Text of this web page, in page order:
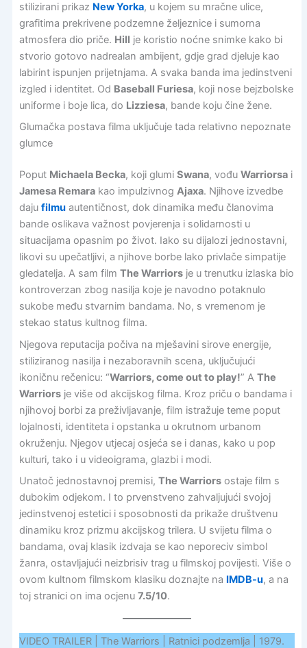
stilizirani prikaz New Yorka, u kojem su mračne ulice,
grafitima prekrivene podzemne željeznice i sumorna
atmosfera dio priče. Hill je koristio noćne snimke kako bi
stvorio gotovo nadrealan ambijent, gdje grad djeluje kao
labirint ispunjen prijetnjama. A svaka banda ima jedinstveni
izgled i identitet. Od Baseball Furiesa, koji nose bejzbolske
uniforme i boje lica, do Lizziesa, bande koju čine žene.
Glumačka postava filma uključuje tada relativno nepoznate
glumce
Poput Michaela Becka, koji glumi Swana, vođu Warriorsai
Jamesa Remarakao impulzivnog Ajaxa. Njihove izvedbe
daju filmuautentičnost, dok dinamika među članovima
bande oslikava važnost povjerenja i solidarnosti u
situacijama opasnim po život. Iako su dijalozi jednostavni,
likovi su upečatljivi, a njihove borbe lako privlače simpatije
gledatelja. A sam film The Warriorsje u trenutku izlaska bio
kontroverzan zbog nasilja koje je navodno potaknulo
sukobe među stvarnim bandama. No, s vremenom je
stekao status kultnog filma.
Njegova reputacija počiva na mješavini sirove energije,
stiliziranog nasilja i nezaboravnih scena, uključujući
ikoničnu rečenicu: “Warriors, come out to play!” A The
Warriorsje više od akcijskog filma. Kroz priču o bandama i
njihovoj borbi za preživljavanje, film istražuje teme poput
lojalnosti, identiteta i opstanka u okrutnom urbanom
okruženju. Njegov utjecaj osjeća se i danas, kako u pop
kulturi, tako i u videoigrama, glazbi i modi.
Unatoč jednostavnoj premisi, The Warriorsostaje film s
dubokim odjekom. I to prvenstveno zahvaljujući svojoj
jedinstvenoj estetici i sposobnosti da prikaže društvenu
dinamiku kroz prizmu akcijskog trilera. U svijetu filma o
bandama, ovaj klasik izdvaja se kao neporeciv simbol
žanra, ostavljajući neizbrisiv trag u filmskoj povijesti. Više o
ovom kultnom filmskom klasiku doznajte na IMDB-u, a na
toj stranici on ima ocjenu 7.5/10.
VIDEO TRAILER | The Warriors | Ratnici podzemlja | 1979.